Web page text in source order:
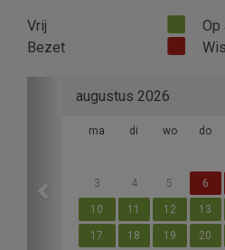
Vrij
Op
Bezet
augustus 2026
ma di wo do
3 4 5 6
10 11 12 13
17 18 19 20
Previous